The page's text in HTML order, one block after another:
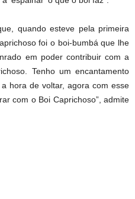
quando esteve pela primeira
foi o boi-bumbá que lhe
em poder contribuir com a
Tenho um encantamento
hora de voltar, agora com esse
com o Boi Caprichoso”, admite